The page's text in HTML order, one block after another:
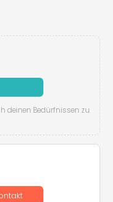
deinen Bedürfnissen zu